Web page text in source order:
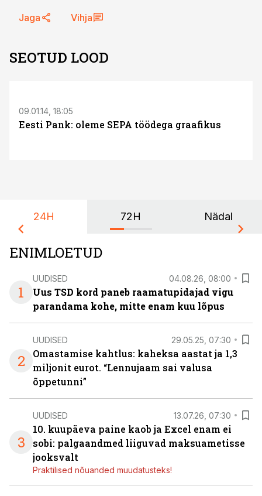
Jaga Vihja
SEOTUD LOOD
09.01.14, 18:05
Eesti Pank: oleme SEPA töödega graafikus
24H 72H Nädal
ENIMLOETUD
1
UUDISED 04.08.26, 08:00
Uus TSD kord paneb raamatupidajad vigu
parandama kohe, mitte enam kuu lõpus
2
UUDISED 29.05.25, 07:30
Omastamise kahtlus: kaheksa aastat ja 1,3
miljonit eurot. “Lennujaam sai valusa
õppetunni”
3
UUDISED 13.07.26, 07:30
10. kuupäeva paine kaob ja Excel enam ei
sobi: palgaandmed liiguvad maksuametisse
jooksvalt
Praktilised nõuanded muudatusteks!